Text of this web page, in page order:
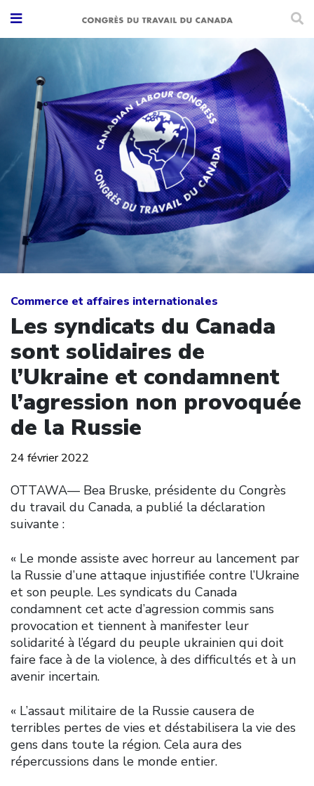
Commerce et affaires internationales
Les syndicats du Canada
sont solidaires de
l’Ukraine et condamnent
l’agression non provoquée
de la Russie
24 février 2022
OTTAWA–– Bea Bruske, présidente du Congrès
du travail du Canada, a publié la déclaration
suivante :
« Le monde assiste avec horreur au lancement par
la Russie d’une attaque injustifiée contre l’Ukraine
et son peuple. Les syndicats du Canada
condamnent cet acte d’agression commis sans
provocation et tiennent à manifester leur
solidarité à l’égard du peuple ukrainien qui doit
faire face à de la violence, à des difficultés et à un
avenir incertain.
« L’assaut militaire de la Russie causera de
terribles pertes de vies et déstabilisera la vie des
gens dans toute la région. Cela aura des
répercussions dans le monde entier.